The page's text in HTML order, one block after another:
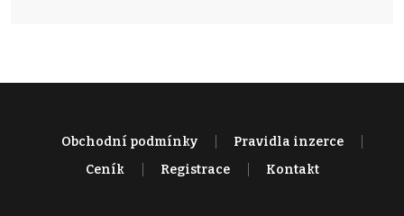
Obchodní podmínky
Pravidla inzerce
Ceník
Registrace Kontakt